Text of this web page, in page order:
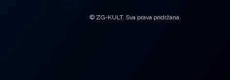
© ZG-KULT. Sva prava pridržana.